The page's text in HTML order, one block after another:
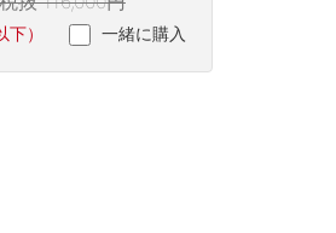
） 一緒に購入